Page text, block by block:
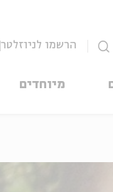
הרשמו לניוזלטר
מיוחדים